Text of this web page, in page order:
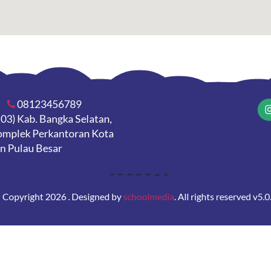
08123456789
Kab. Bangka Selatan,
Perkantoran Kota
Pulau Besar
Copyright 2026 . Designed byschoolmedia. All rights reserved